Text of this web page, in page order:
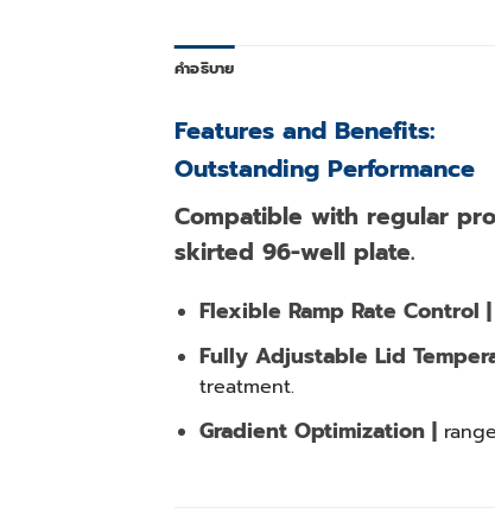
คำอธิบาย
Features and Benefits:
Outstanding Performance
Compatible with regular
skirted 96-well plate.
Flexible Ramp Rate Control |
Fully Adjustable Lid
treatment.
Gradient Optimization |